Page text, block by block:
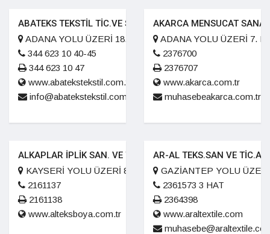
ABATEKS TEKSTİL TİC.VE SAN.A.Ş
ADANA YOLU ÜZERİ 18.KM. kahramanmaraş
344 623 10 40-45
344 623 10 47
www.abatekstekstil.com.tr
info@abatekstekstil.com.tr
AKARCA MENSUCAT
ADANA YOLU ÜZERİ 7.
2376700
2376707
www.akarca.com.tr
muhasebeakarca.com.tr
ALKAPLAR İPLİK SAN. VE TİC. A.Ş.
KAYSERİ YOLU ÜZERİ 8. KM
2161137
2161138
www.alteksboya.com.tr
AR-AL TEKS.SAN VE
GAZİANTEP YOLU
2361573 3 HAT
2364398
www.araltextile.com